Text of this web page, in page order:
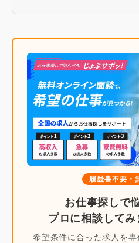
履歴書不要・
お仕事探しで
プロに相談してみ
希望条件に合った求人を